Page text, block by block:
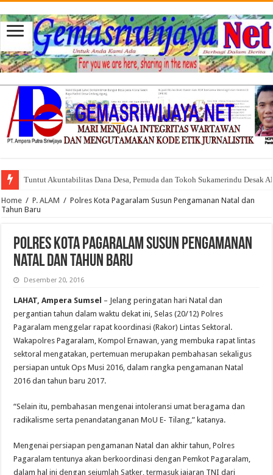
Tuntut Akuntabilitas Dana Desa, Pemuda dan Tokoh Sukamerindu Desak
Home / P. ALAM / Polres Kota Pagaralam Susun Pengamanan Natal dan
Tahun Baru
Polres Kota Pagaralam Susun Pengamanan
Natal dan Tahun Baru
Desember 20, 2016
LAHAT, Ampera Sumsel – Jelang peringatan hari Natal dan
pergantian tahun dalam waktu dekat ini, Selas (20/12) Polres
Pagaralam menggelar rapat koordinasi (Rakor) Lintas Sektoral.
Wakapolres Pagaralam, Kompol Ernawan, yang membuka rapat lintas
sektoral mengatakan, pertemuan merupakan pembahasan sekaligus
persiapan untuk Ops Musi 2016, dalam rangka pengamanan Natal
2016 dan tahun baru 2017.
“Selain itu, pembahasan mengenai intoleransi umat beragama dan
radikalisme serta penandatanganan MoU E- Tilang,” katanya.
Mengenai persiapan pengamanan Natal dan akhir tahun, Polres
Pagaralam tentunya akan berkoordinasi dengan Pemkot Pagaralam,
dalam hal ini dengan sejumlah Satker, termasuk jajaran TNI dari